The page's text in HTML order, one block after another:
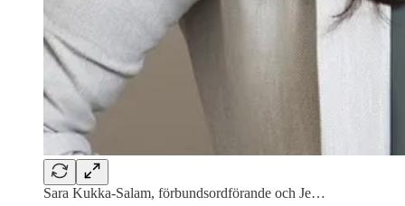
Sara Kukka-Salam, förbundsordförande och Je…